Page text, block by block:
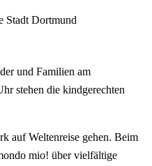
Stadt Dortmund
und Familien am
stehen die kindgerechten
auf Weltenreise gehen. Beim
mio! über vielfältige